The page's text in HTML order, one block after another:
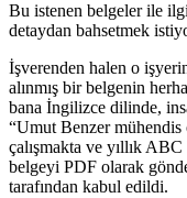
Bu istenen belgeler ile
detaydan bahsetmek
İşverenden halen o
alınmış bir belgenin
bana İngilizce dilinde,
“Umut Benzer
çalışmakta ve yıllık
belgeyi PDF olarak
tarafından kabul edildi.